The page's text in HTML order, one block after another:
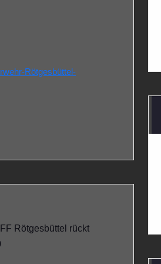
Rötgesbüttel-
Rötgesbüttel rückt